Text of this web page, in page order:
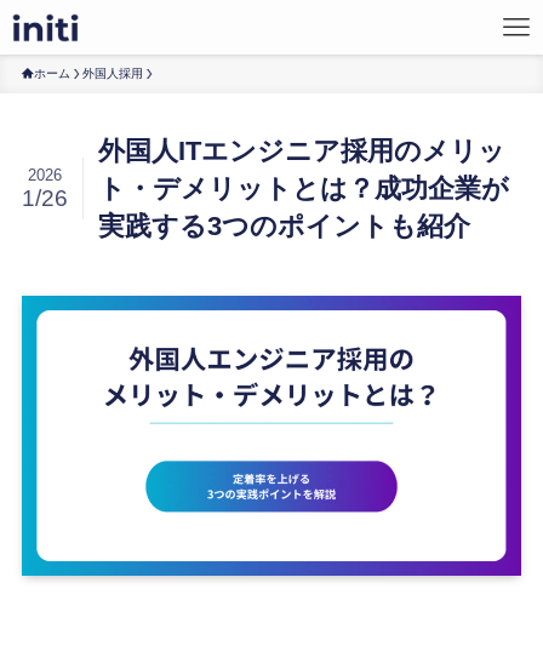
ホーム 外国人採用
外国人ITエンジニア採用のメリッ
ト・デメリットとは？成功企業が
実践する3つのポイントも紹介
2026
1/26